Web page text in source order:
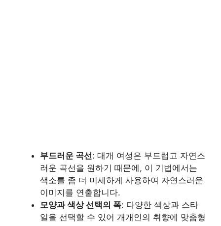
부드러운 곡선: 대개 여성은 부드럽고 자연스
러운 곡선을 원하기 때문에, 이 기법에서는
색소를 좀 더 미세하게 사용하여 자연스러운
이미지를 연출합니다.
모양과 색상 선택의 폭: 다양한 색상과 스타
일을 선택할 수 있어 개개인의 취향에 맞춤형